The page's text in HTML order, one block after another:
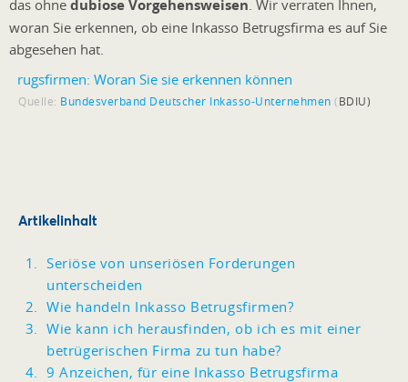
das ohne dubiose Vorgehensweisen . Wir verraten Ihnen,
woran Sie erkennen, ob eine Inkasso Betrugsfirma es auf Sie
abgesehen hat.
Quelle: Bundesverband Deutscher Inkasso-Unternehmen (BDIU)
Artikelinhalt
Seriöse von unseriösen Forderungen
unterscheiden
Wie handeln Inkasso Betrugsfirmen?
Wie kann ich herausfinden, ob ich es mit einer
betrügerischen Firma zu tun habe?
9 Anzeichen, für eine Inkasso Betrugsfirma